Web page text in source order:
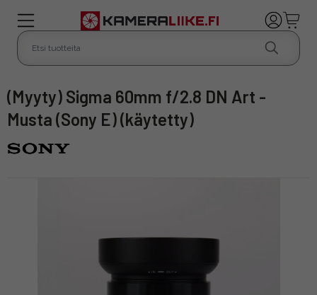
(Myyty) Sigma 60mm f/2.8 DN Art -
Musta (Sony E) (käytetty)